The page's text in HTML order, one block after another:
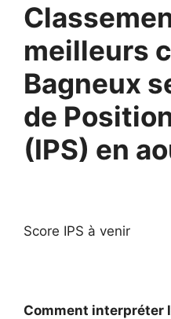
meilleurs
Bagneux
de
(IPS) en
Score IPS à venir
Comment interpréter